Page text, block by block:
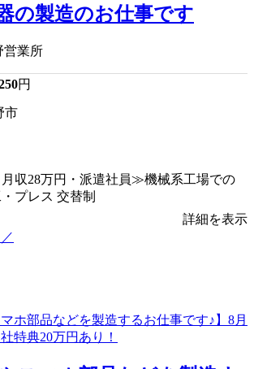
の製造のお仕事です
営業所
円
市
収28万円・派遣社員≫機械系工場での
プレス 交替制
詳細を表示